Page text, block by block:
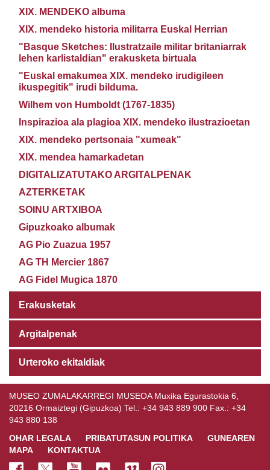
XIX. MENDEKO albuma
XIX. mendeko historia militarra Euskal Herrian
"Basque Sketches: Ilustratzaile militar britaniarrak
lehen karlistaldian" erakusketa birtuala
"Euskal emakumea XIX. mendeko irudigileen
ikuspegitik" irudi bilduma.
Wilhem von Humboldt (1767-1835)
Inspirazioa ala plagioa XIX. mendeko ilustrazioetan
XIX. mendeko pertsonaia "xumeak"
XIX. mendea hamarkadetan
DIGITALIZATUTAKO ARGITALPENAK
AZTERKETAK
SOINU ARTXIBOA
Gipuzkoako albumak
AG Pio Zuazua 1957
AG TH Mercier 1867
AG Fidel Mugica 1870
Erakusketak
Argitalpenak
Urteroko ekitaldiak
MUSEO ZUMALAKARREGI MUSEOA Muxika Egurastokia 6,
20216 Ormaiztegi (Gipuzkoa) Tel.: +34 943 889 900 Fax.: +34
943 880 138
OHAR LEGALA
PRIBATUTASUN POLITIKA
GUNEAREN
MAPA
KONTAKTUA